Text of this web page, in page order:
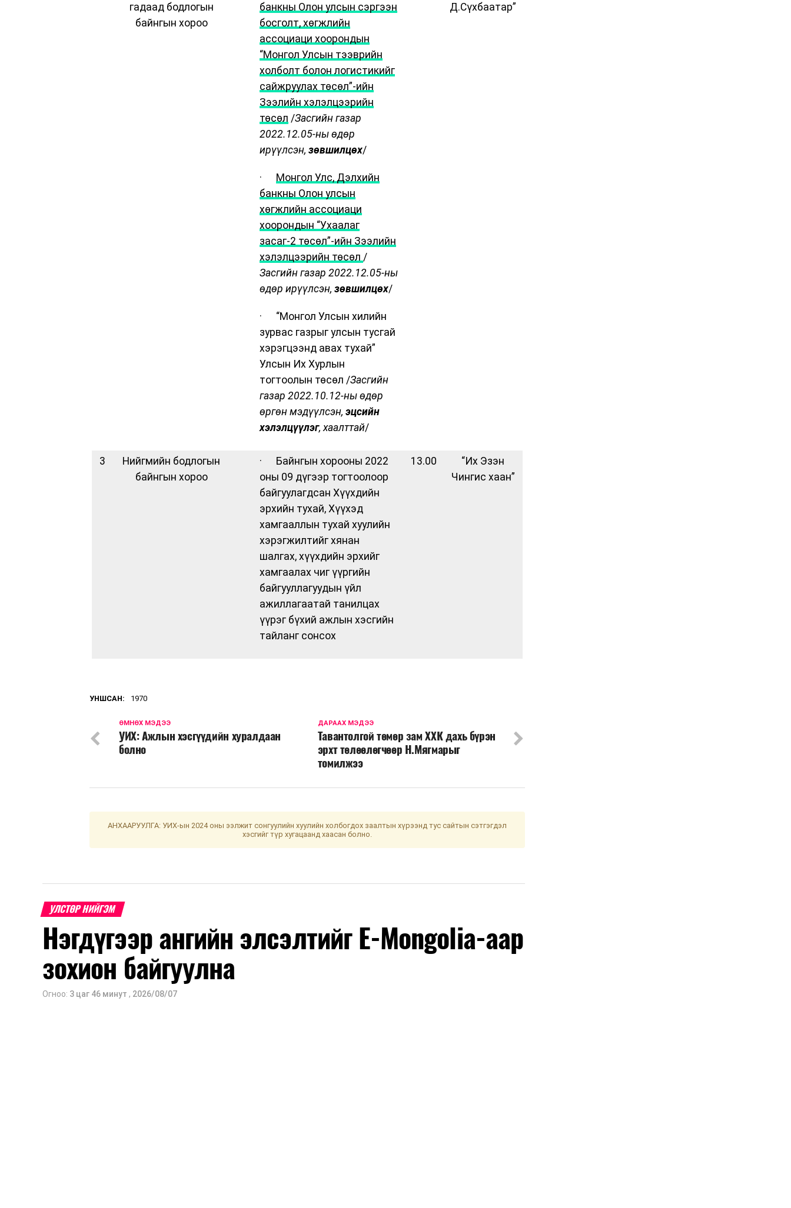
гадаад бодлогын
байнгын хороо
банкны Олон улсын сэргээн
босголт, хөгжлийн
ассоциаци хоорондын
“Монгол Улсын тээврийн
холболт болон логистикийг
сайжруулах төсөл”-ийн
Зээлийн хэлэлцээрийн
төсөл /Засгийн газар
2022.12.05-ны өдөр
ирүүлсэн, зөвшилцөх/
· Монгол Улс, Дэлхийн
банкны Олон улсын
хөгжлийн ассоциаци
хоорондын “Ухаалаг
засаг-2 төсөл”-ийн Зээлийн
хэлэлцээрийн төсөл /
Засгийн газар 2022.12.05-ны
өдөр ирүүлсэн, зөвшилцөх/
· “Монгол Улсын хилийн
зурвас газрыг улсын тусгай
хэрэгцээнд авах тухай”
Улсын Их Хурлын
тогтоолын төсөл /Засгийн
газар 2022.10.12-ны өдөр
өргөн мэдүүлсэн, эцсийн
хэлэлцүүлэг, хаалттай/
Д.Сүхбаатар”
3
Нийгмийн бодлогын
байнгын хороо
· Байнгын хорооны 2022
оны 09 дүгээр тогтоолоор
байгуулагдсан Хүүхдийн
эрхийн тухай, Хүүхэд
хамгааллын тухай хуулийн
хэрэгжилтийг хянан
шалгах, хүүхдийн эрхийг
хамгаалах чиг үүргийн
байгууллагуудын үйл
ажиллагаатай танилцах
үүрэг бүхий ажлын хэсгийн
тайланг сонсох
13.00
“Их Эзэн
Чингис хаан”
УНШСАН: 1970
ДАРААХ МЭДЭЭ
Тавантолгой төмөр зам ХХК дахь бүрэн
эрхт төлөөлөгчөөр Н.Мягмарыг
томилжээ
ӨМНӨХ МЭДЭЭ
УИХ: Ажлын хэсгүүдийн хуралдаан
болно
АНХААРУУЛГА: УИХ-ын 2024 оны ээлжит сонгуулийн хуулийн холбогдох заалтын хүрээнд тус сайтын сэтгэгдэл
хэсгийг түр хугацаанд хаасан болно.
УЛСТӨР НИЙГЭМ
Нэгдүгээр ангийн элсэлтийг E-Mongolia-аар
зохион байгуулна
Огноо: 3 цаг 46 минут , 2026/08/07